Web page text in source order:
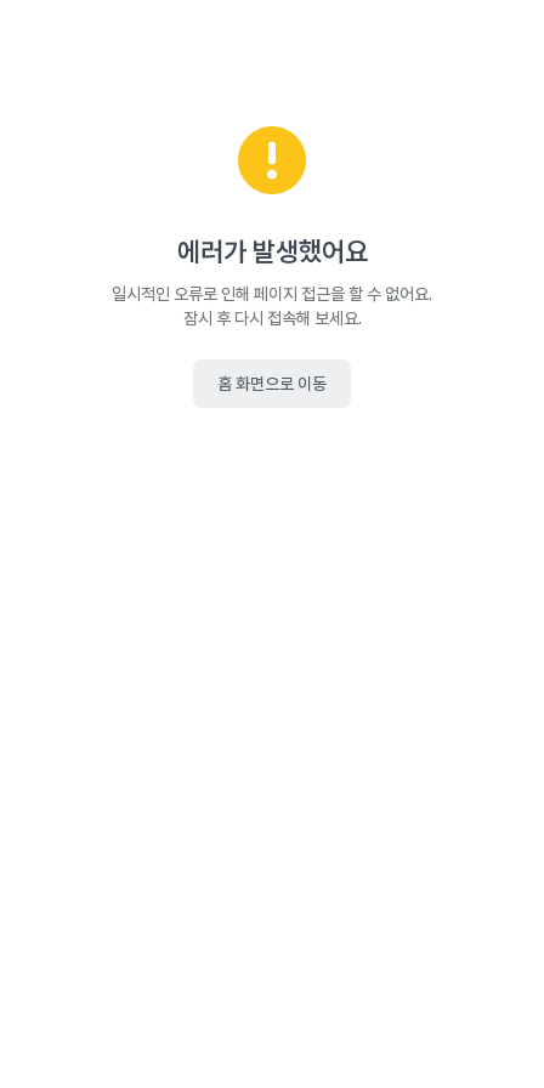
에러가 발생했어요
일시적인 오류로 인해 페이지 접근을 할 수 없어요.
잠시 후 다시 접속해 보세요.
홈 화면으로 이동